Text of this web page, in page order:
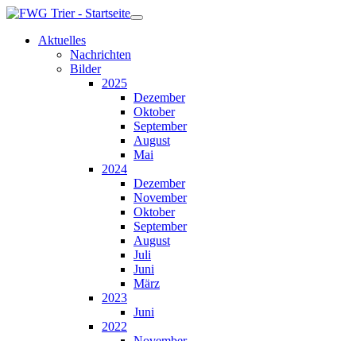
Aktuelles
Nachrichten
Bilder
2025
Dezember
Oktober
September
August
Mai
2024
Dezember
November
Oktober
September
August
Juli
Juni
März
2023
Juni
2022